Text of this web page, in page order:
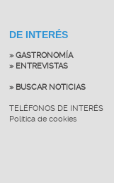
DE INTERÉS
» GASTRONOMÍA
» ENTREVISTAS
» BUSCAR NOTICIAS
TELÉFONOS DE INTERÉS
Política de cookies